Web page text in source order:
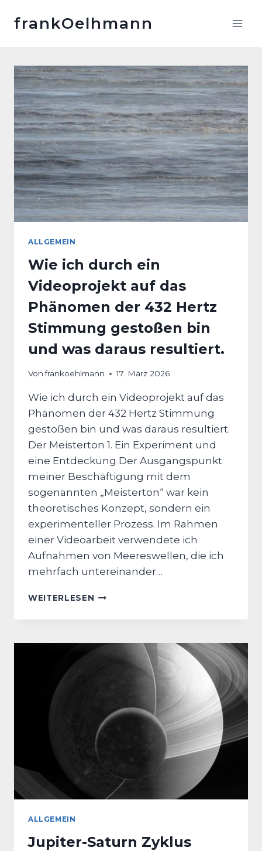
Inhalt
frankOelhmann
ALLGEMEIN
Wie ich durch ein
Videoprojekt auf das
Phänomen der 432 Hertz
Stimmung gestoßen bin
und was daraus resultiert.
Von frankoehlmann 17. März 2026
Wie ich durch ein Videoprojekt auf das
Phänomen der 432 Hertz Stimmung
gestoßen bin und was daraus resultiert.
Der Meisterton 1. Ein Experiment und
eine Entdeckung Der Ausgangspunkt
meiner Beschäftigung mit dem
sogenannten „Meisterton“ war kein
theoretisches Konzept, sondern ein
experimenteller Prozess. Im Rahmen
einer Videoarbeit verwendete ich
Aufnahmen von Meereswellen, die ich
mehrfach untereinander…
WEITERLESEN WIE
DURCH
VIDEOPROJEKT
HERTZ
STIMMUNG
GESTOSSEN B
IN U
ARAUS R
ALLGEMEIN
Jupiter-Saturn Zyklus